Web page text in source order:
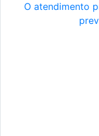
O atendimento